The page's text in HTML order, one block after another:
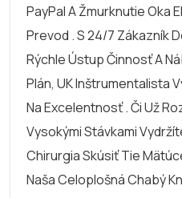
PayPal A Žmurknutie Oka
Prevod . S 24/7 Zákazník
Rýchle Ústup Činnosť A
Plán, UK Inštrumentalista
Na Excelentnosť . Či Už
Vysokými Stávkami
Chirurgia Skúsiť Tie
Naša Celoplošná Chabý